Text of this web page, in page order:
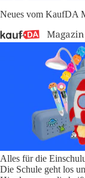
Neues vom KaufDA
Alles für die
Die Schule geht los